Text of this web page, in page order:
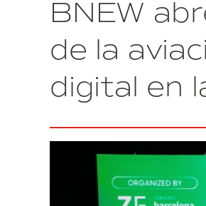
BNEW
de la
digital en
y
sus
innovadoras
protagonizan
segunda
jornada